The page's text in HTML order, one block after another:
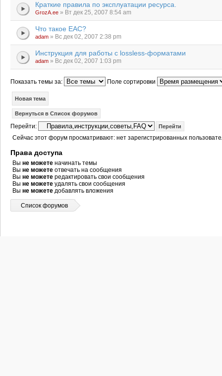
Краткие правила по эксплуатации ресурса.
GrozA.ee » Вт дек 25, 2007 8:54 am
Что такое EAC?
adam » Вс дек 02, 2007 2:38 pm
Инструкция для работы с lossless-форматами
adam » Вс дек 02, 2007 1:03 pm
Показать темы за: Поле сортировки
Новая тема
Вернуться в Список форумов
Перейти:
Сейчас этот форум просматривают: нет зарегистрированных
Права доступа
Вы не можете начинать темы
Вы не можете отвечать на сообщения
Вы не можете редактировать свои сообщения
Вы не можете удалять свои сообщения
Вы не можете добавлять вложения
Список форумов